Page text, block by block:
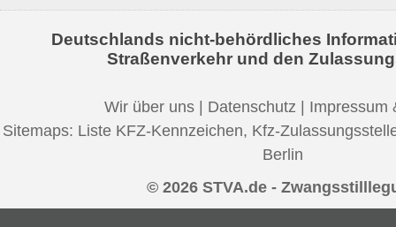
Deutschlands nicht-behördliches
Straßenverkehr und den
Wir über uns | Datenschutz | Impressum
Sitemaps: Liste KFZ-Kennzeichen, Kfz-
Berlin
© 2026 STVA.de -